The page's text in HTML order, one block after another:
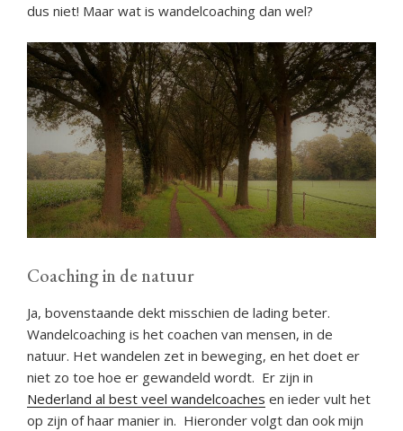
dus niet! Maar wat is wandelcoaching dan wel?
Coaching in de natuur
Ja, bovenstaande dekt misschien de lading beter.
Wandelcoaching is het coachen van mensen, in de
natuur. Het wandelen zet in beweging, en het doet er
niet zo toe hoe er gewandeld wordt. Er zijn in
Nederland al best veel wandelcoaches en ieder vult het
op zijn of haar manier in. Hieronder volgt dan ook mijn